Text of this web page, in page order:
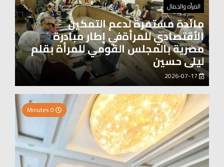
المرأه والجمال
مائدة مستمرة لدعم التمكين
الأقتصادي للمرأةفي إطار مبادرة
مصرية بالمجلس القومي للمرأة بقلم
ليلى حسين
2026-07-17